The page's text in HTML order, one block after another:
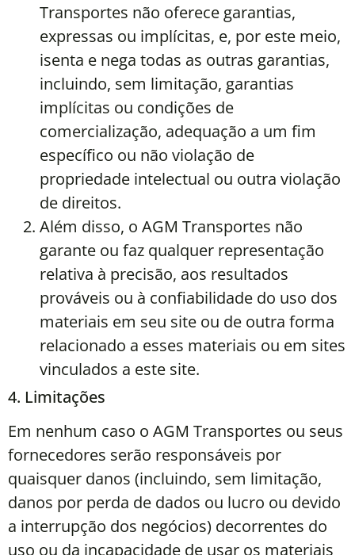
Transportes não oferece garantias,
expressas ou implícitas, e, por este meio,
isenta e nega todas as outras garantias,
incluindo, sem limitação, garantias
implícitas ou condições de
comercialização, adequação a um fim
específico ou não violação de
propriedade intelectual ou outra violação
de direitos.
Além disso, o AGM Transportes não
garante ou faz qualquer representação
relativa à precisão, aos resultados
prováveis ​​ou à confiabilidade do uso dos
materiais em seu site ou de outra forma
relacionado a esses materiais ou em sites
vinculados a este site.
4. Limitações
Em nenhum caso o AGM Transportes ou seus
fornecedores serão responsáveis ​​por
quaisquer danos (incluindo, sem limitação,
danos por perda de dados ou lucro ou devido
a interrupção dos negócios) decorrentes do
uso ou da incapacidade de usar os materiais